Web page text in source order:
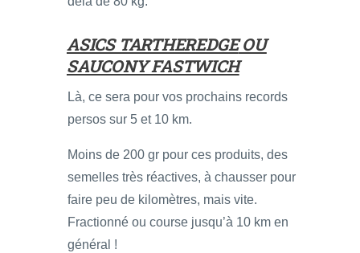
ASICS TARTHEREDGEOU
SAUCONY FASTWICH
Là, ce sera pour vos prochains records
persos sur 5 et 10 km.
Moins de 200 gr pour ces produits, des
semelles très réactives, à chausser pour
faire peu de kilomètres, mais vite.
Fractionné ou course jusqu’à 10 km en
général !